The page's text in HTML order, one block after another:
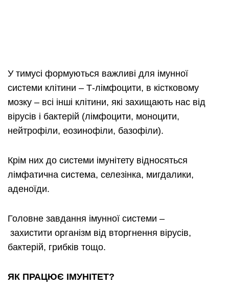
У тимусі формуються важливі для імунної
системи клітини – Т-лімфоцити, в кістковому
мозку – всі інші клітини, які захищають нас від
вірусів і бактерій (лімфоцити, моноцити,
нейтрофіли, еозинофіли, базофіли).
Крім них до системи імунітету відносяться
лімфатична система, селезінка, мигдалики,
аденоїди.
Головне завдання імунної системи –
захистити організм від вторгнення вірусів,
бактерій, грибків тощо.
ЯК ПРАЦЮЄ ІМУНІТЕТ?